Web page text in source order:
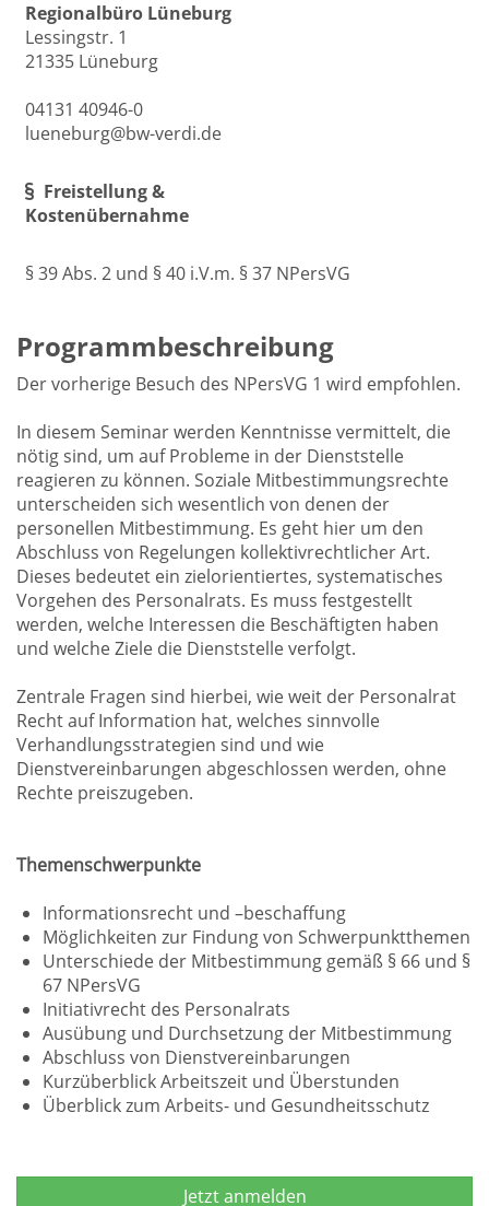
Regionalbüro Lüneburg
Lessingstr. 1
21335 Lüneburg
04131 40946-0
lueneburg@bw-verdi.de
Freistellung &
Kostenübernahme
§ 39 Abs. 2 und § 40 i.V.m. § 37 NPersVG
Programmbeschreibung
Der vorherige Besuch des NPersVG 1 wird empfohlen.
In diesem Seminar werden Kenntnisse vermittelt, die
nötig sind, um auf Probleme in der Dienststelle
reagieren zu können. Soziale Mitbestimmungsrechte
unterscheiden sich wesentlich von denen der
personellen Mitbestimmung. Es geht hier um den
Abschluss von Regelungen kollektivrechtlicher Art.
Dieses bedeutet ein zielorientiertes, systematisches
Vorgehen des Personalrats. Es muss festgestellt
werden, welche Interessen die Beschäftigten haben
und welche Ziele die Dienststelle verfolgt.
Zentrale Fragen sind hierbei, wie weit der Personalrat
Recht auf Information hat, welches sinnvolle
Verhandlungsstrategien sind und wie
Dienstvereinbarungen abgeschlossen werden, ohne
Rechte preiszugeben.
Themenschwerpunkte
Informationsrecht und –beschaffung
Möglichkeiten zur Findung von Schwerpunktthemen
Unterschiede der Mitbestimmung gemäß § 66 und §
67 NPersVG
Initiativrecht des Personalrats
Ausübung und Durchsetzung der Mitbestimmung
Abschluss von Dienstvereinbarungen
Kurzüberblick Arbeitszeit und Überstunden
Überblick zum Arbeits- und Gesundheitsschutz
Jetzt anmelden